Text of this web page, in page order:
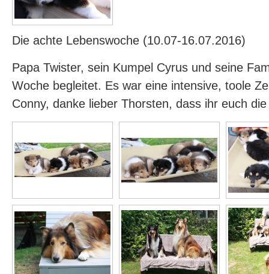
Die achte Lebenswoche (10.07-16.07.2016)
Papa Twister, sein Kumpel Cyrus und seine
Woche begleitet. Es war eine intensive, toole
Conny, danke lieber Thorsten, dass ihr euch